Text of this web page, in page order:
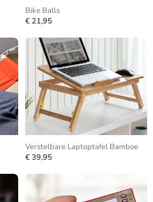
Bike Balls
€ 21,95
Verstelbare Laptoptafel Bamboe
€ 39,95